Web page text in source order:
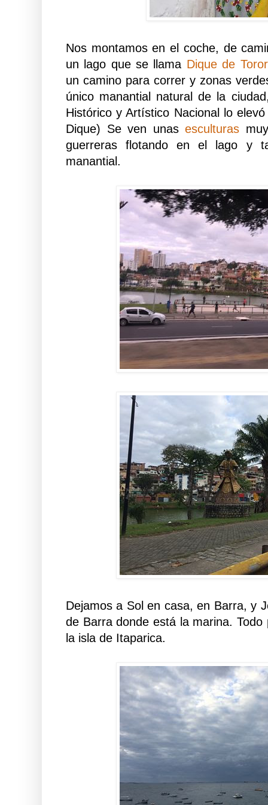
Nos montamos en el coche, de
un lago que se llama Dique de
un camino para correr y zonas
único manantial natural de la
Histórico y Artístico Nacional lo
Dique) Se ven unasesculturas
guerreras flotando en el lago y
manantial.
Dejamos a Sol en casa, en Barra, y
de Barra donde está la marina.
la isla de Itaparica.